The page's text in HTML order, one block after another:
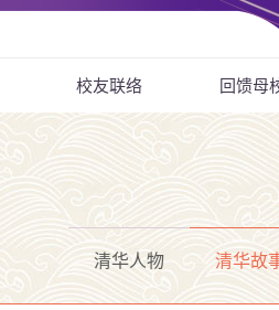
校友联络 回馈母
清华人物 清华故